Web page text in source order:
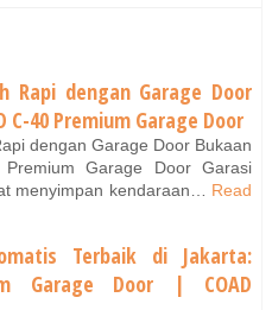
Rapi dengan Garage Door
C-40 Premium Garage Door
dengan Garage Door Bukaan
Garage Door Garasi
menyimpan kendaraan… Read
Terbaik di Jakarta:
Garage Door | COAD